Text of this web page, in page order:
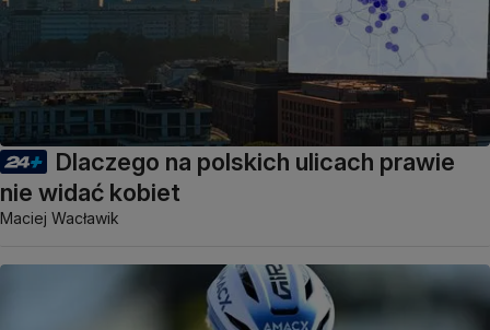
Dlaczego na polskich ulicach prawie
nie widać kobiet
Maciej Wacławik